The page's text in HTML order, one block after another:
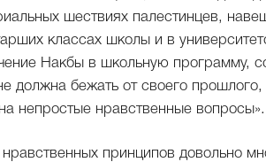
шествиях палестинцев,
классах школы и в
Накбы в школьную программу,
должна бежать от своего
непростые нравственные вопросы».
принципов довольно